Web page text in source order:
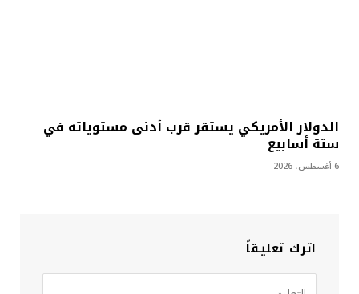
الدولار الأمريكي يستقر قرب أدنى مستوياته في
ستة أسابيع
6 أغسطس، 2026
اترك تعليقاً